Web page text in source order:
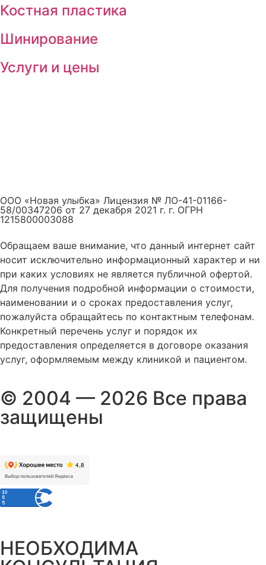
Костная пластика
Шинирование
Услуги и цены
ООО «Новая улыбка» Лицензия № ЛО-41-01166-
58/00347206 от 27 декабря 2021 г. г. ОГРН
1215800003088
Обращаем ваше внимание, что данный интернет сайт
носит исключительно информационный характер и ни
при каких условиях не является публичной офертой.
Для получения подробной информации о стоимости,
наименовании и о сроках предоставления услуг,
пожалуйста обращайтесь по контактным телефонам.
Конкретный перечень услуг и порядок их
предоставления определяется в договоре оказания
услуг, оформляемым между клиникой и пациентом.
© 2004 — 2026 Все права
защищены
НЕОБХОДИМА